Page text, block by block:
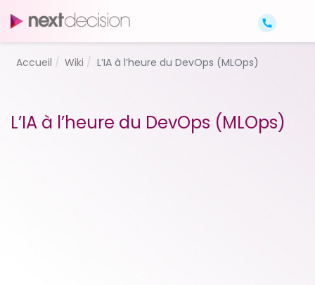
Accueil Wiki L’IA à l’heure du DevOps (MLOps)
L’IA à l’heure du DevOps (MLOps)